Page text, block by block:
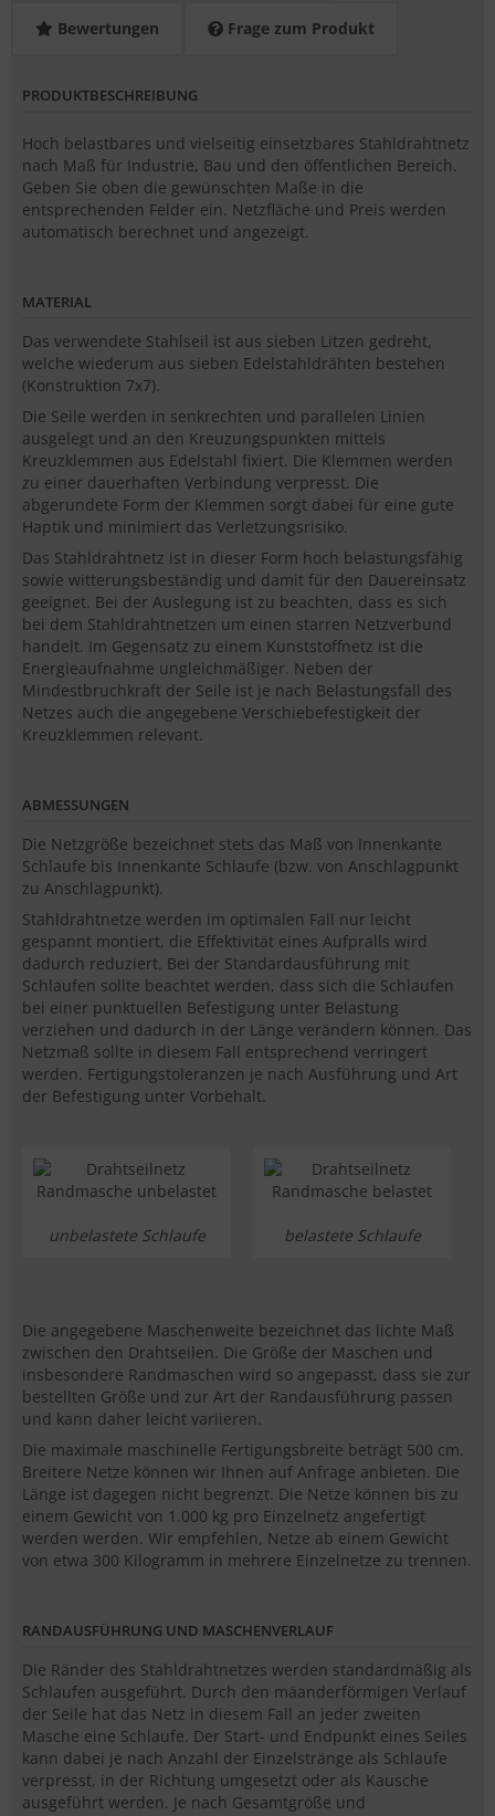
Bewertungen Frage zum Produkt
PRODUKTBESCHREIBUNG
Hoch belastbares und vielseitig einsetzbares Stahldrahtnetz
nach Maß für Industrie, Bau und den öffentlichen Bereich.
Geben Sie oben die gewünschten Maße in die
entsprechenden Felder ein. Netzfläche und Preis werden
automatisch berechnet und angezeigt.
MATERIAL
Das verwendete Stahlseil ist aus sieben Litzen gedreht,
welche wiederum aus sieben Edelstahldrähten bestehen
(Konstruktion 7x7).
Die Seile werden in senkrechten und parallelen Linien
ausgelegt und an den Kreuzungspunkten mittels
Kreuzklemmen aus Edelstahl fixiert. Die Klemmen werden
zu einer dauerhaften Verbindung verpresst. Die
abgerundete Form der Klemmen sorgt dabei für eine gute
Haptik und minimiert das Verletzungsrisiko.
Das Stahldrahtnetz ist in dieser Form hoch belastungsfähig
sowie witterungsbeständig und damit für den Dauereinsatz
geeignet. Bei der Auslegung ist zu beachten, dass es sich
bei dem Stahldrahtnetzen um einen starren Netzverbund
handelt. Im Gegensatz zu einem Kunststoffnetz ist die
Energieaufnahme ungleichmäßiger. Neben der
Mindestbruchkraft der Seile ist je nach Belastungsfall des
Netzes auch die angegebene Verschiebefestigkeit der
Kreuzklemmen relevant.
ABMESSUNGEN
Die Netzgröße bezeichnet stets das Maß von Innenkante
Schlaufe bis Innenkante Schlaufe (bzw. von Anschlagpunkt
zu Anschlagpunkt).
Stahldrahtnetze werden im optimalen Fall nur leicht
gespannt montiert, die Effektivität eines Aufpralls wird
dadurch reduziert. Bei der Standardausführung mit
Schlaufen sollte beachtet werden, dass sich die Schlaufen
bei einer punktuellen Befestigung unter Belastung
verziehen und dadurch in der Länge verändern können. Das
Netzmaß sollte in diesem Fall entsprechend verringert
werden. Fertigungstoleranzen je nach Ausführung und Art
der Befestigung unter Vorbehalt.
unbelastete Schlaufe belastete Schlaufe
Die angegebene Maschenweite bezeichnet das lichte Maß
zwischen den Drahtseilen. Die Größe der Maschen und
insbesondere Randmaschen wird so angepasst, dass sie zur
bestellten Größe und zur Art der Randausführung passen
und kann daher leicht variieren.
Die maximale maschinelle Fertigungsbreite beträgt 500 cm.
Breitere Netze können wir Ihnen auf Anfrage anbieten. Die
Länge ist dagegen nicht begrenzt. Die Netze können bis zu
einem Gewicht von 1.000 kg pro Einzelnetz angefertigt
werden werden. Wir empfehlen, Netze ab einem Gewicht
von etwa 300 Kilogramm in mehrere Einzelnetze zu trennen.
RANDAUSFÜHRUNG UND MASCHENVERLAUF
Die Ränder des Stahldrahtnetzes werden standardmäßig als
Schlaufen ausgeführt. Durch den mäanderförmigen Verlauf
der Seile hat das Netz in diesem Fall an jeder zweiten
Masche eine Schlaufe. Der Start- und Endpunkt eines Seiles
kann dabei je nach Anzahl der Einzelstränge als Schlaufe
verpresst, in der Richtung umgesetzt oder als Kausche
ausgeführt werden. Je nach Gesamtgröße und